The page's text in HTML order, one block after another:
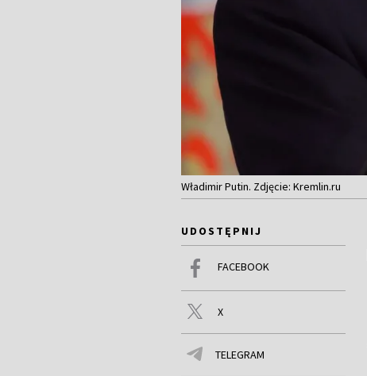
Władimir Putin. Zdjęcie: Kremlin.ru
UDOSTĘPNIJ
FACEBOOK
X
TELEGRAM